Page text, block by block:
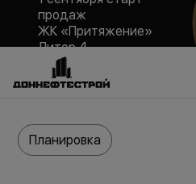
продаж
ЖК «Притяжение»
Литер 4
Планировка